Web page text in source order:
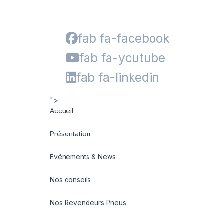
P7 CINTURATO
P7 CINTURATO (*)
P7 CINTURATO (MO)
P7 CINTURATO (MOE)
P7 CINTURATO 2
POWERGY
PS22
P ZERO (N0)
P ZERO 5
fab fa-facebook
fab fa-youtube
fab fa-linkedin
">
Accueil
Présentation
Evénements & News
Nos conseils
Nos Revendeurs Pneus